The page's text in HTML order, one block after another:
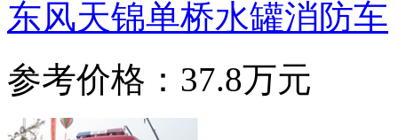
东风天锦单桥水罐消防车
参考价格：37.8万元